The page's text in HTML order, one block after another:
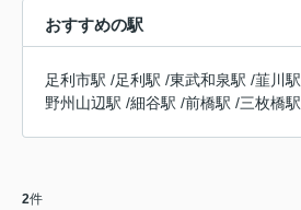
おすすめの駅
足利市駅 /足利駅 /東武和泉駅 /韮川駅
野州山辺駅 /細谷駅 /前橋駅 /三枚橋駅
2件